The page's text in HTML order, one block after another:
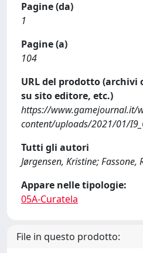
Pagine (da)
1
Pagine (a)
104
URL del prodotto (archivi
su sito editore, etc.)
https://www.gamejournal.it/
content/uploads/2021/01/
Tutti gli autori
Jørgensen, Kristine; Fassone,
Appare nelle tipologie:
05A-Curatela
File in questo prodotto: